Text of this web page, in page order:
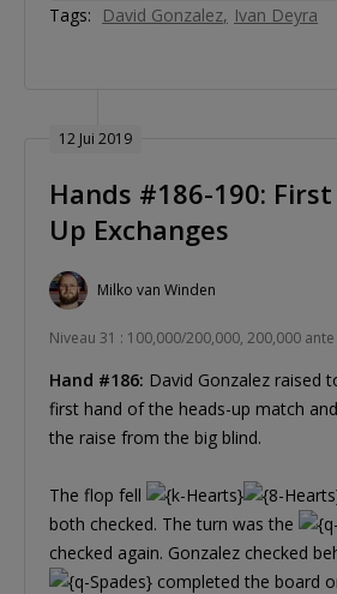
Tags: David Gonzalez Ivan Deyra
12 Jui 2019
Hands #186-190:
Up Exchanges
Milko van Winden
Niveau 31 : 100,000/200,000, 200,000 ante
Hand #186: David Gonzalez raised
first hand of the heads-up match
the raise from the big blind.
The flop fell
both checked. The turn was the
checked again. Gonzalez checked
completed the board